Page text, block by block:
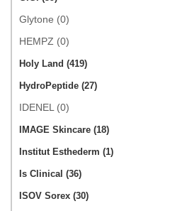
Glytone (0)
HEMPZ (0)
Holy Land (419)
HydroPeptide (27)
IDENEL (0)
IMAGE Skincare (18)
Institut Esthederm (1)
Is Clinical (36)
ISOV Sorex (30)